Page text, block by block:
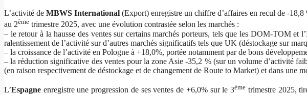
L’activité deMBWS International (Export) enregistre un chiffre d’affaires en recul de -18,8
au 2ème trimestre 2025, avec une évolution contrastée selon les marchés :
– le retour à la hausse des ventes sur certains marchés porteurs, tels que les DOM-TOM et
ralentissement de l’activité sur d’autres marchés significatifs tels que UK (déstockage sur
– la croissance de l’activité en Pologne à +18,0%, portée notamment par de bons
– la réduction significative des ventes pour la zone Asie -35,2 % (sur un volume d’activité
(en raison respectivement de déstockage et de changement de Route to Market) et dans une
L’Espagne enregistre une progression de ses ventes de +6,0% sur le 3ème trimestre 2025,